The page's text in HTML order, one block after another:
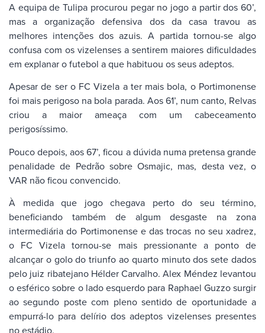
A equipa de Tulipa procurou pegar no jogo a partir dos 60’,
mas a organização defensiva dos da casa travou as
melhores intenções dos azuis. A partida tornou-se algo
confusa com os vizelenses a sentirem maiores dificuldades
em explanar o futebol a que habituou os seus adeptos.
Apesar de ser o FC Vizela a ter mais bola, o Portimonense
foi mais perigoso na bola parada. Aos 61’, num canto, Relvas
criou a maior ameaça com um cabeceamento
perigosíssimo.
Pouco depois, aos 67’, ficou a dúvida numa pretensa grande
penalidade de Pedrão sobre Osmajic, mas, desta vez, o
VAR não ficou convencido.
À medida que jogo chegava perto do seu término,
beneficiando também de algum desgaste na zona
intermediária do Portimonense e das trocas no seu xadrez,
o FC Vizela tornou-se mais pressionante a ponto de
alcançar o golo do triunfo ao quarto minuto dos sete dados
pelo juiz ribatejano Hélder Carvalho. Alex Méndez levantou
o esférico sobre o lado esquerdo para Raphael Guzzo surgir
ao segundo poste com pleno sentido de oportunidade a
empurrá-lo para delírio dos adeptos vizelenses presentes
no estádio.